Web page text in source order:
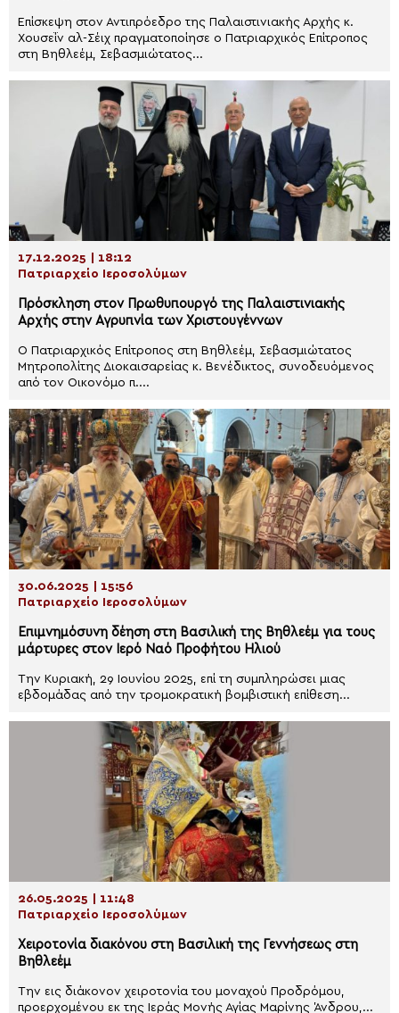
Επίσκεψη στον Αντιπρόεδρο της Παλαιστινιακής Αρχής κ.
Χουσεΐν αλ-Σέιχ πραγματοποίησε ο Πατριαρχικός Επίτροπος
στη Βηθλεέμ, Σεβασμιώτατος...
17.12.2025 | 18:12
Πατριαρχείο Ιεροσολύμων
Πρόσκληση στον Πρωθυπουργό της Παλαιστινιακής
Αρχής στην Αγρυπνία των Χριστουγέννων
Ο Πατριαρχικός Επίτροπος στη Βηθλεέμ, Σεβασμιώτατος
Μητροπολίτης Διοκαισαρείας κ. Βενέδικτος, συνοδευόμενος
από τον Οικονόμο π....
30.06.2025 | 15:56
Πατριαρχείο Ιεροσολύμων
Επιμνημόσυνη δέηση στη Βασιλική της Βηθλεέμ για τους
μάρτυρες στον Ιερό Ναό Προφήτου Ηλιού
Την Κυριακή, 29 Ιουνίου 2025, επί τη συμπληρώσει μιας
εβδομάδας από την τρομοκρατική βομβιστική επίθεση...
26.05.2025 | 11:48
Πατριαρχείο Ιεροσολύμων
Χειροτονία διακόνου στη Βασιλική της Γεννήσεως στη
Βηθλεέμ
Την εις διάκονον χειροτονία του μοναχού Προδρόμου,
προερχομένου εκ της Ιεράς Μονής Αγίας Μαρίνης Άνδρου,...